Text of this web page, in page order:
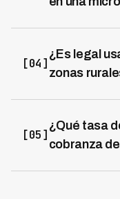
en la lengua
tradicional. Las
70% en costos
ROI típicamente en
[04]
¿Es legal
zonas
violaciones
graban y
automáticamente,
[05]
¿Qué tasa
cobranza